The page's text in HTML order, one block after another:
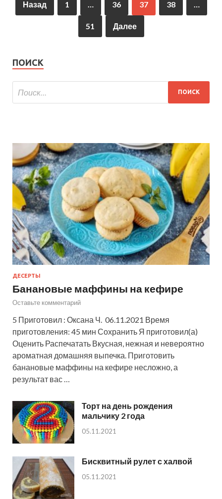
Назад 1 36 37 38
51 Далее
ПОИСК
ДЕСЕРТЫ
Банановые маффины на кефире
Оставьте комментарий
5 Приготовил : Оксана Ч. 06.11.2021 Время
приготовления: 45 мин Сохранить Я приготовил(а)
Оценить Распечатать Вкусная, нежная и невероятно
ароматная домашняя выпечка. Приготовить
банановые маффины на кефире несложно, а
результат вас …
Торт на день рождения
мальчику 2 года
05.11.2021
Бисквитный рулет с халвой
05.11.2021